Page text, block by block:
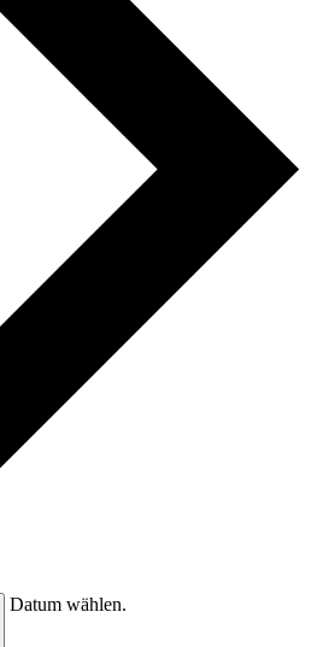
Datum wählen.